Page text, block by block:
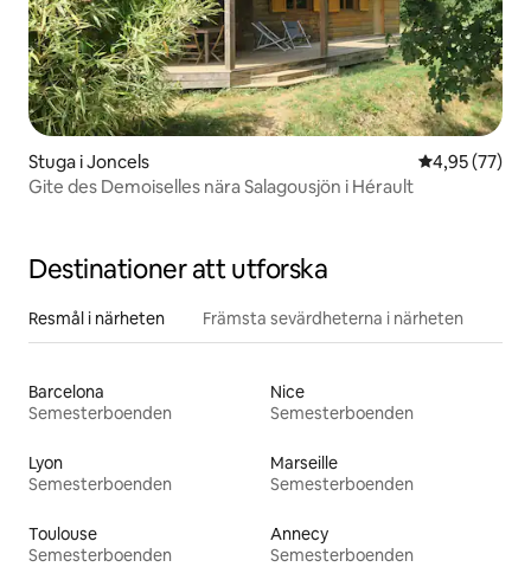
Stuga i Joncels 4,95 av 5 i
4,95 (77)
Gite des Demoiselles nära Salagousjön i Hérault
Destinationer att utforska
Resmål i närheten Främsta sevärdheterna i närheten
Barcelona
Semesterboenden
Nice
Semesterboenden
Lyon
Semesterboenden
Marseille
Semesterboenden
Toulouse
Semesterboenden
Annecy
Semesterboenden